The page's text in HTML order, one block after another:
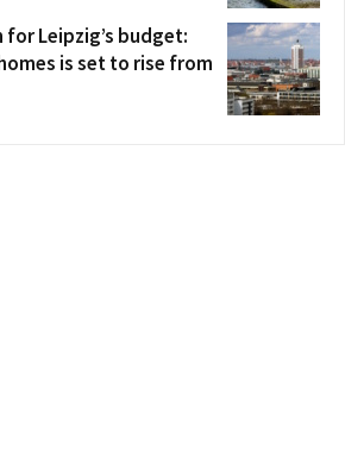
for Leipzig’s budget:
is set to rise from